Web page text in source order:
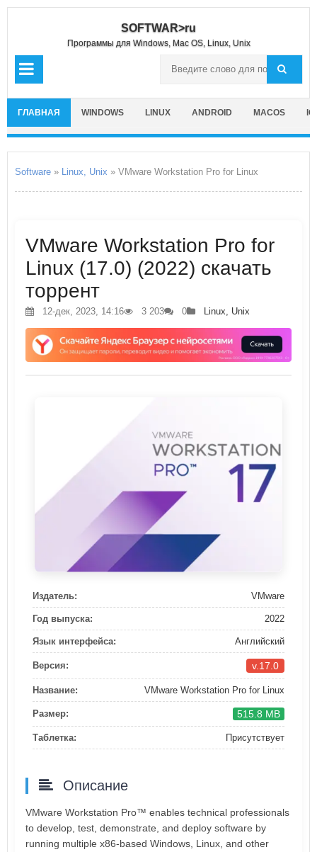
SOFTWAR>ru
Программы для Windows, Mac OS, Linux, Unix
ГЛАВНАЯ WINDOWS LINUX ANDROID MACOS
Software » Linux, Unix » VMware Workstation Pro for Linux
VMware Workstation Pro for
Linux (17.0) (2022) скачать
торрент
12-дек, 2023, 14:16 3 203 0 Linux, Unix
Издатель: VMware
Год выпуска: 2022
Язык интерфейса: Английский
Версия: v.17.0
Название: VMware Workstation Pro for Linux
Размер: 515.8 MB
Таблетка: Присутствует
Описание
VMware Workstation Pro™ enables technical professionals
to develop, test, demonstrate, and deploy software by
running multiple x86-based Windows, Linux, and other